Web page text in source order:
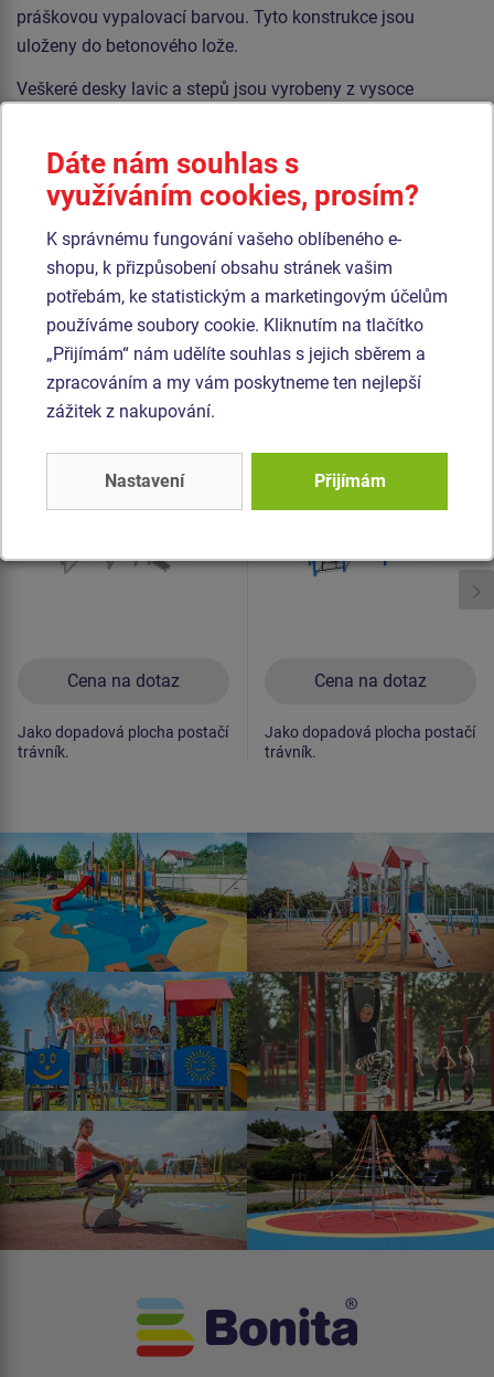
práškovou vypalovací barvou. Tyto konstrukce jsou
uloženy do betonového lože.
Veškeré desky lavic a stepů jsou vyrobeny z vysoce
stálostí, odolnosti proti UV záření a hlavně bezpečností,
protože je nelámavý a nehrozí tak žádné nebezpečí zranění
ostrými úlomky). Veškerý spojovací materiál je
pozinkovaný nebo nerezový.
Podobnézboží
Produkt - WS-8022K-15
Street workoutová
Cena na dotaz
Jako dopadová plocha postačí
trávník.
Produkt - WS-8025K-15
Cena na dotaz
Jako dopadová plocha postačí
trávník.
Dáte nám souhlas s
využíváním cookies, prosím?
K správnému fungování vašeho oblíbeného e-
shopu, k přizpůsobení obsahu stránek vašim
potřebám, ke statistickým a marketingovým účelům
používáme soubory cookie. Kliknutím na tlačítko
„Přijímám“ nám udělíte souhlas s jejich sběrem a
zpracováním a my vám poskytneme ten nejlepší
zážitek z nakupování.
Nastavení Přijímám